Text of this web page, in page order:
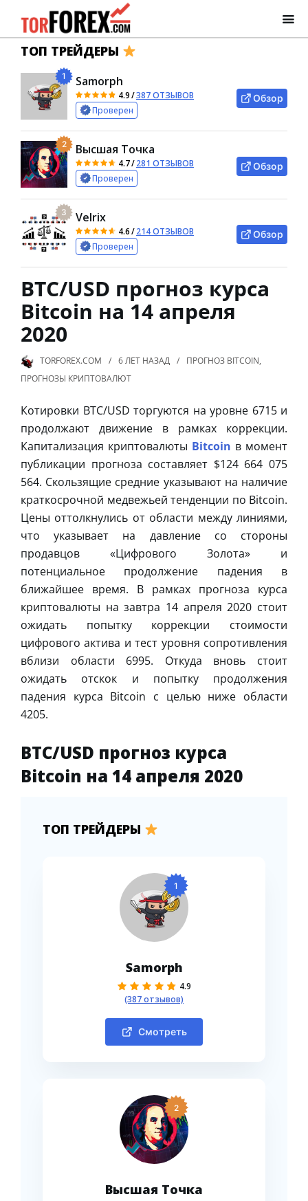
ТОП ТРЕЙДЕРЫ
1 Samorph
4.9/387 ОТЗЫВОВ
Проверен
Обзор
2 Высшая Точка
4.7/281 ОТЗЫВОВ
Проверен
Обзор
3 Velrix
4.6/214 ОТЗЫВОВ
Проверен
Обзор
BTC/USD прогноз курса
Bitcoin на 14 апреля
2020
TORFOREX.COM 6 ЛЕТ НАЗАД ПРОГНОЗ BITCOIN,
ПРОГНОЗЫ КРИПТОВАЛЮТ
Котировки BTC/USD торгуются на уровне 6715 и
продолжают движение в рамках коррекции.
Капитализация криптовалюты Bitcoin в момент
публикации прогноза составляет $124 664 075
564. Скользящие средние указывают на наличие
краткосрочной медвежьей тенденции по Bitcoin.
Цены оттолкнулись от области между линиями,
что указывает на давление со стороны
продавцов «Цифрового Золота» и
потенциальное продолжение падения в
ближайшее время. В рамках прогноза курса
криптовалюты на завтра 14 апреля 2020 стоит
ожидать попытку коррекции стоимости
цифрового актива и тест уровня сопротивления
вблизи области 6995. Откуда вновь стоит
ожидать отскок и попытку продолжения
падения курса Bitcoin с целью ниже области
4205.
BTC/USD прогноз курса
Bitcoin на 14 апреля 2020
ТОП ТРЕЙДЕРЫ
1
Samorph
4.9
(387 отзывов)
Смотреть
2
Высшая Точка